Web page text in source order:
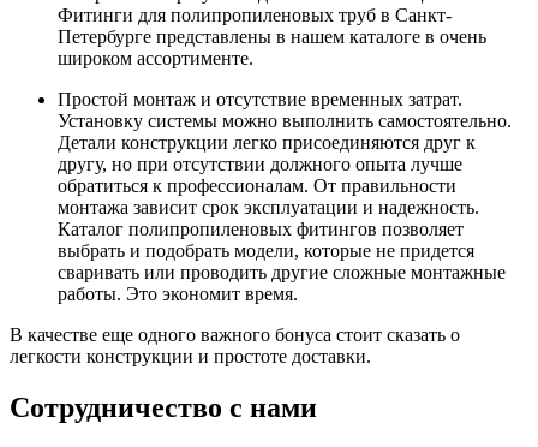
Фитинги для полипропиленовых труб в Санкт-
Петербурге представлены в нашем каталоге в очень
широком ассортименте.
Простой монтаж и отсутствие временных затрат.
Установку системы можно выполнить самостоятельно.
Детали конструкции легко присоединяются друг к
другу, но при отсутствии должного опыта лучше
обратиться к профессионалам. От правильности
монтажа зависит срок эксплуатации и надежность.
Каталог полипропиленовых фитингов позволяет
выбрать и подобрать модели, которые не придется
сваривать или проводить другие сложные монтажные
работы. Это экономит время.
В качестве еще одного важного бонуса стоит сказать о
легкости конструкции и простоте доставки.
Сотрудничество с нами